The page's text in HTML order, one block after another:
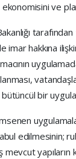
ekonomisini ve
imar hakkına
bir
edilmesinin;
yapıların